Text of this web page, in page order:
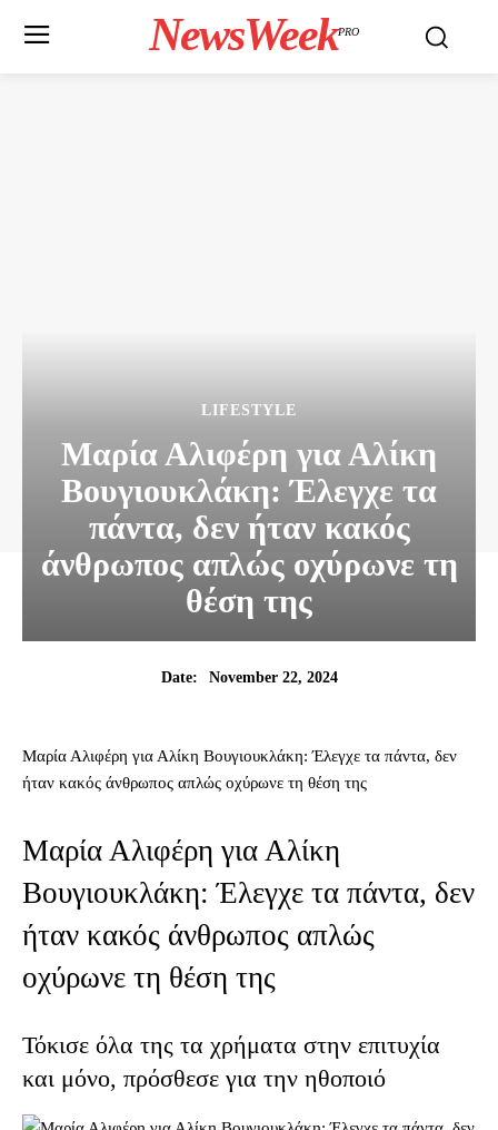
NewsWeekPRO
LIFESTYLE
Μαρία Αλιφέρη για Αλίκη
Βουγιουκλάκη: Έλεγχε τα
πάντα, δεν ήταν κακός
άνθρωπος απλώς οχύρωνε τη
θέση της
Date: November 22, 2024
Μαρία Αλιφέρη για Αλίκη Βουγιουκλάκη: Έλεγχε τα πάντα, δεν
ήταν κακός άνθρωπος απλώς οχύρωνε τη θέση της
Μαρία Αλιφέρη για Αλίκη
Βουγιουκλάκη: Έλεγχε τα πάντα, δεν
ήταν κακός άνθρωπος απλώς
οχύρωνε τη θέση της
Τόκισε όλα της τα χρήματα στην επιτυχία
και μόνο, πρόσθεσε για την ηθοποιό